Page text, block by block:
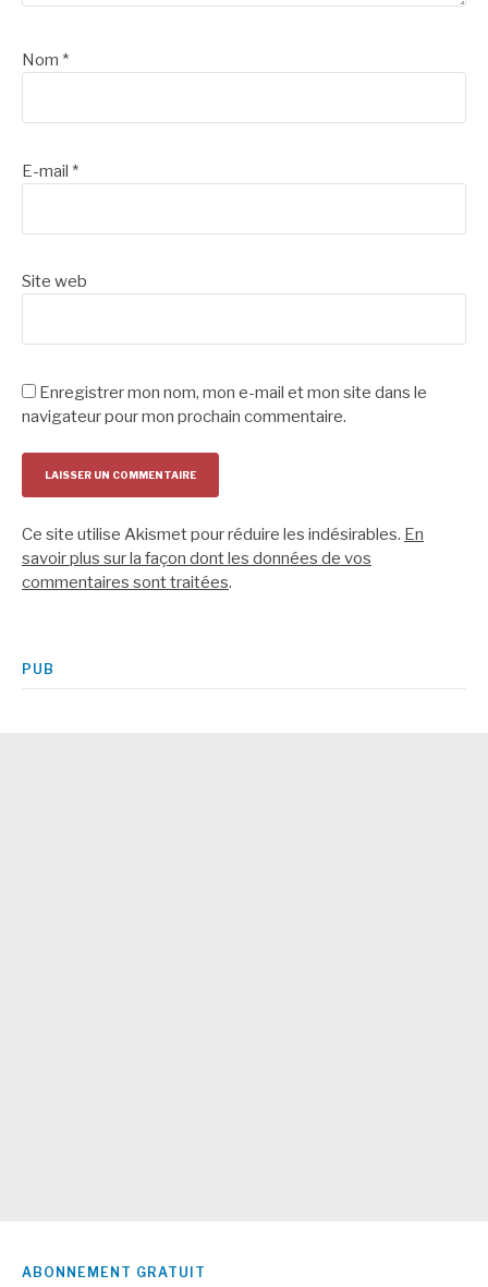
Nom *
E-mail *
Site web
Enregistrer mon nom, mon e-mail et mon site dans le
navigateur pour mon prochain commentaire.
Ce site utilise Akismet pour réduire les indésirables. En
savoir plus sur la façon dont les données de vos
commentaires sont traitées.
PUB
ABONNEMENT GRATUIT